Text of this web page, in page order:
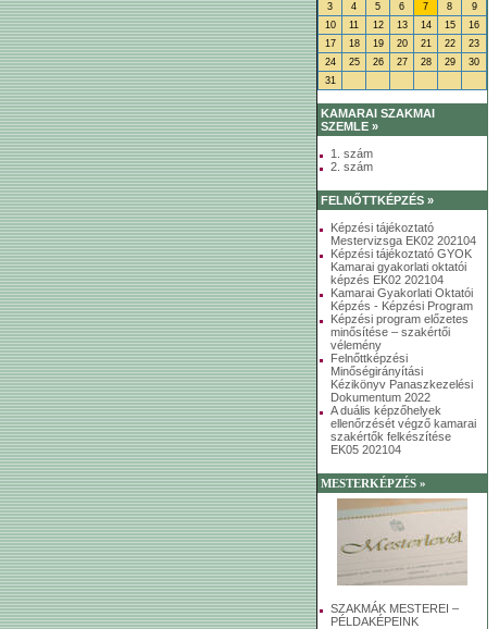
3
4 5 6 7 8
9
10
11 12 13 14 15
16
17
18 19 20 21 22
23
24
25 26 27 28 29
30
31
KAMARAI SZAKMAI
SZEMLE »
1. szám
2. szám
FELNŐTTKÉPZÉS »
Képzési tájékoztató
Mestervizsga EK02 202104
Képzési tájékoztató GYOK
Kamarai gyakorlati oktatói
képzés EK02 202104
Kamarai Gyakorlati Oktatói
Képzés - Képzési Program
Képzési program előzetes
minősítése – szakértői
vélemény
Felnőttképzési
Minőségirányítási
Kézikönyv Panaszkezelési
Dokumentum 2022
A duális képzőhelyek
ellenőrzését végző kamarai
szakértők felkészítése
EK05 202104
MESTERKÉPZÉS »
SZAKMÁK MESTEREI –
PÉLDAKÉPEINK